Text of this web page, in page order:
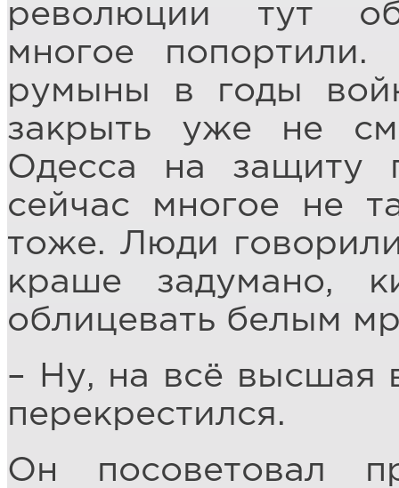
революции тут
многое
румыны в годы
закрыть уже не
Одесса на защиту
сейчас многое не
тоже. Люди
краше задумано,
облицевать белым
– Ну, на всё высшая
перекрестился.
Он посоветовал